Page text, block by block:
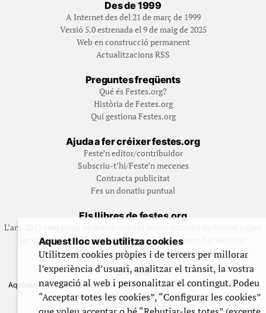
Des de 1999
A Internet des del 21 de març de 1999
Versió 5.0 estrenada el 9 de maig de 2025
Web en construcció permanent
Actualitzacions RSS
Preguntes freqüents
Qué és Festes.org?
Història de Festes.org
Qui gestiona Festes.org
Ajuda a fer créixer festes.org
Feste’n editor/contribuidor
Subscriu-t’hi/Feste’n mecenes
Contracta publicitat
Fes un donatiu puntual
Els llibres de festes.org
L’any 2012 vam posar en marxa una col·lecció editorial en format paper,
recuperant i ampliant materials que fins aleshores havien estat
exclusivament accessibles al nostre espai web. [+]
Aquesta obra està subjecta a una llicència de Reconeixement No Comercial -
CompartirIgual 4.0 de Creative Commons
© 1999-2026 festes.org
Aquest lloc web utilitza cookies
Utilitzem cookies pròpies i de tercers per millorar
l’experiència d’usuari, analitzar el trànsit, la vostra
navegació al web i personalitzar el contingut. Podeu
“Acceptar totes les cookies”, “Configurar les cookies”